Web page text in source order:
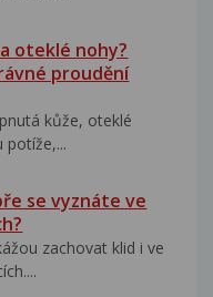
oteklé nohy?
proudění
kůže, oteklé
potíže,...
se vyznáte ve
zachovat klid i ve